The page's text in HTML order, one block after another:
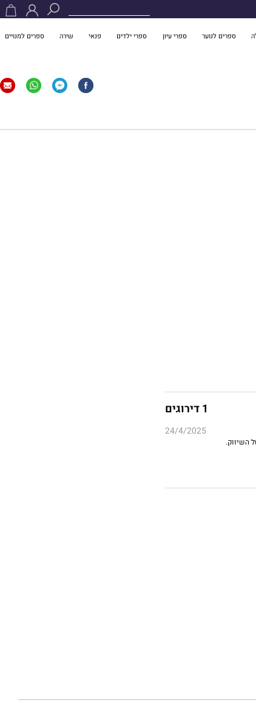
ספרים לנוער ספרי עיון ספרי ילדים פנאי שירה ספרים למנויים
1 דירוגים
24/4/2025
השיווק.